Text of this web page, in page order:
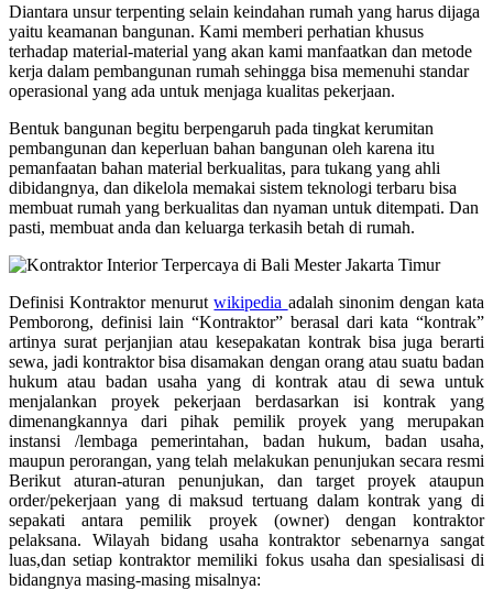
Diantara unsur terpenting selain keindahan rumah yang harus dijaga
yaitu keamanan bangunan. Kami memberi perhatian khusus
terhadap material-material yang akan kami manfaatkan dan metode
kerja dalam pembangunan rumah sehingga bisa memenuhi standar
operasional yang ada untuk menjaga kualitas pekerjaan.
Bentuk bangunan begitu berpengaruh pada tingkat kerumitan
pembangunan dan keperluan bahan bangunan oleh karena itu
pemanfaatan bahan material berkualitas, para tukang yang ahli
dibidangnya, dan dikelola memakai sistem teknologi terbaru bisa
membuat rumah yang berkualitas dan nyaman untuk ditempati. Dan
pasti, membuat anda dan keluarga terkasih betah di rumah.
Definisi Kontraktor menurutwikipedia adalah sinonim dengan kata
Pemborong, definisi lain “Kontraktor” berasal dari kata “kontrak”
artinya surat perjanjian atau kesepakatan kontrak bisa juga berarti
sewa, jadi kontraktor bisa disamakan dengan orang atau suatu badan
hukum atau badan usaha yang di kontrak atau di sewa untuk
menjalankan proyek pekerjaan berdasarkan isi kontrak yang
dimenangkannya dari pihak pemilik proyek yang merupakan
instansi /lembaga pemerintahan, badan hukum, badan usaha,
maupun perorangan, yang telah melakukan penunjukan secara resmi
Berikut aturan-aturan penunjukan, dan target proyek ataupun
order/pekerjaan yang di maksud tertuang dalam kontrak yang di
sepakati antara pemilik proyek (owner) dengan kontraktor
pelaksana. Wilayah bidang usaha kontraktor sebenarnya sangat
luas,dan setiap kontraktor memiliki fokus usaha dan spesialisasi di
bidangnya masing-masing misalnya: